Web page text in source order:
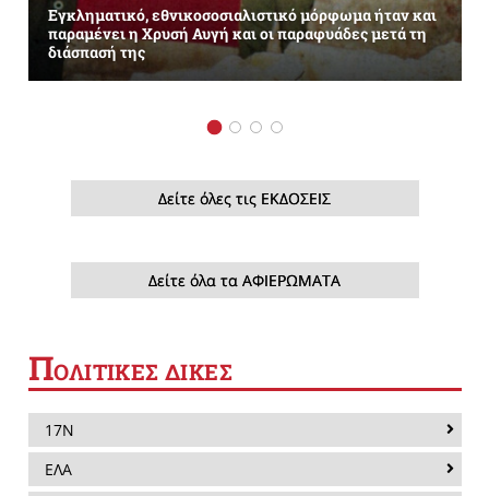
Εγκληματικό, εθνικοσοσιαλιστικό μόρφωμα ήταν και
παραμένει η Χρυσή Αυγή και οι παραφυάδες μετά τη
διάσπασή της
Δείτε όλες τις ΕΚΔΟΣΕΙΣ
Δείτε όλα τα ΑΦΙΕΡΩΜΑΤΑ
ΠΟΛΙΤΙΚΕΣ ΔΙΚΕΣ
17Ν
ΕΛΑ